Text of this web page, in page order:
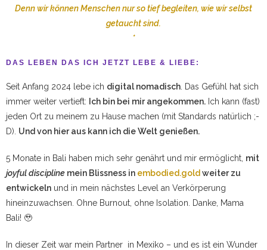
Denn wir können Menschen nur so tief begleiten, wie wir selbst
getaucht sind.
*
DAS LEBEN DAS ICH JETZT LEBE & LIEBE:
Seit Anfang 2024 lebe ich digital nomadisch . Das Gefühl hat sich
immer weiter vertieft:
Ich bin bei mir angekommen. Ich kann (fast)
jeden Ort zu meinem zu Hause machen (mit Standards natürlich ;-
D). Und von hier aus kann ich die Welt genießen.
5 Monate in Bali haben mich sehr genährt und mir ermöglicht, mit
joyful discipline mein Blissness in embodied.gold weiter zu
entwickeln und in mein nächstes Level an Verkörperung
hineinzuwachsen. Ohne Burnout, ohne Isolation. Danke, Mama
Bali! 🥹
In dieser Zeit war mein Partner in Mexiko – und es ist ein Wunder